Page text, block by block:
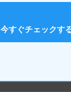
今すぐチェックす